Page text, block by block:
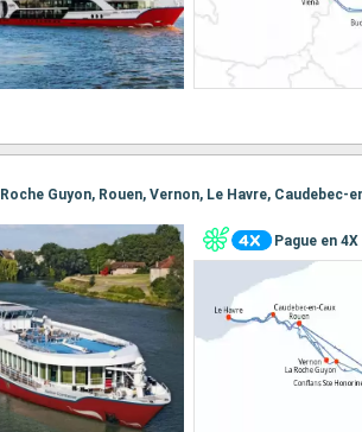
Pague en 4X